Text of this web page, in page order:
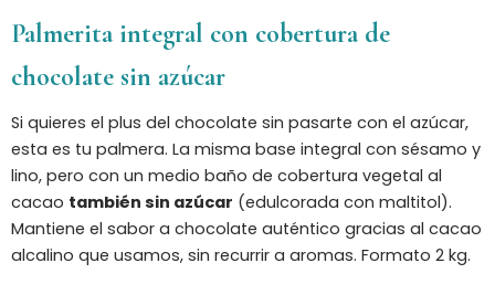
Palmerita integral con cobertura de
chocolate sin azúcar
Si quieres el plus del chocolate sin pasarte con el azúcar,
esta es tu palmera. La misma base integral con sésamo y
lino, pero con un medio baño de cobertura vegetal al
cacao también sin azúcar (edulcorada con maltitol).
Mantiene el sabor a chocolate auténtico gracias al cacao
alcalino que usamos, sin recurrir a aromas. Formato 2 kg.